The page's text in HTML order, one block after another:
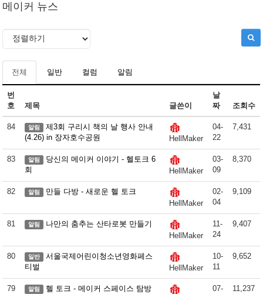
메이커 뉴스
전체 일반 컬럼 알림
번
호
제목 글쓴이
날
짜
조회수
84 알림
제3회 구리시 책의 날 행사 안내
(4.26) in 장자호수공원
HellMaker
04-
22
7,431
83 알림
당신의 메이커 이야기 - 헬토크 6
회
HellMaker
03-
09
8,370
82 알림
만들 다방 - 새로운 헬 토크
HellMaker
02-
04
9,109
81 알림
나만의 춤추는 산타로봇 만들기
HellMaker
11-
24
9,407
80 일반
서울국제어린이청소년영화페스
티벌
HellMaker
10-
11
9,652
79 알림
헬 토크 - 메이커 스페이스 탐방
07-
11,237